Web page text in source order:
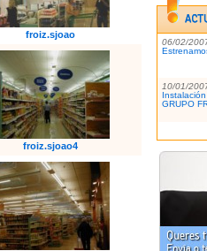
froiz.sjoao
froiz.sjoao4